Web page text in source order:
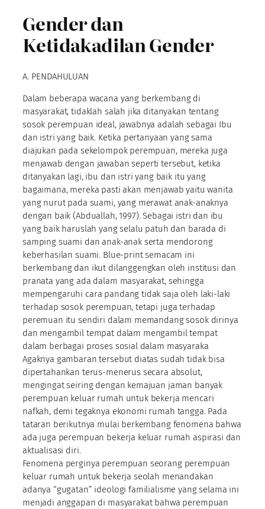
Gender dan
Ketidakadilan Gender
A. PENDAHULUAN
Dalam beberapa wacana yang berkembang di
masyarakat, tidaklah salah jika ditanyakan tentang
sosok perempuan ideal, jawabnya adalah sebagai Ibu
dan istri yang baik. Ketika pertanyaan yang sama
diajukan pada sekelompok perempuan, mereka juga
menjawab dengan jawaban seperti tersebut, ketika
ditanyakan lagi, ibu dan istri yang baik itu yang
bagaimana, mereka pasti akan menjawab yaitu wanita
yang nurut pada suami, yang merawat anak-anaknya
dengan baik (Abduallah, 1997). Sebagai istri dan ibu
yang baik haruslah yang selalu patuh dan barada di
samping suami dan anak-anak serta mendorong
keberhasilan suami. Blue-print semacam ini
berkembang dan ikut dilanggengkan oleh institusi dan
pranata yang ada dalam masyarakat, sehingga
mempengaruhi cara pandang tidak saja oleh laki-laki
terhadap sosok perempuan, tetapi juga terhadap
peremuan itu sendiri dalam memandang sosok dirinya
dan mengambil tempat dalam mengambil tempat
dalam berbagai proses sosial dalam masyaraka
Agaknya gambaran tersebut diatas sudah tidak bisa
dipertahankan terus-menerus secara absolut,
mengingat seiring dengan kemajuan jaman banyak
perempuan keluar rumah untuk bekerja mencari
nafkah, demi tegaknya ekonomi rumah tangga. Pada
tataran berikutnya mulai berkembang fenomena bahwa
ada juga perempuan bekerja keluar rumah aspirasi dan
aktualisasi diri.
Fenomena perginya perempuan seorang perempuan
keluar rumah untuk bekerja seolah menandakan
adanya “gugatan” ideologi familialisme yang selama ini
menjadi anggapan di masyarakat bahwa perempuan